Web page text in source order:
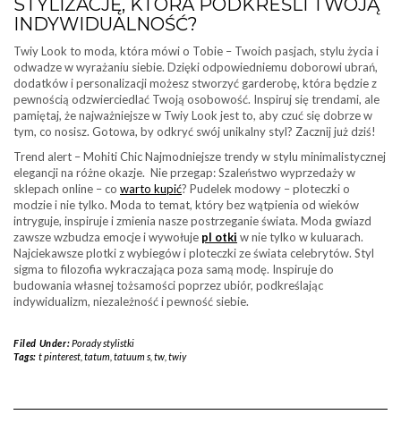
STYLIZACJĘ, KTÓRA PODKREŚLI TWOJĄ
INDYWIDUALNOŚĆ?
Twiy Look to moda, która mówi o Tobie – Twoich pasjach, stylu życia i
odwadze w wyrażaniu siebie. Dzięki odpowiedniemu doborowi ubrań,
dodatków i personalizacji możesz stworzyć garderobę, która będzie z
pewnością odzwierciedlać Twoją osobowość. Inspiruj się trendami, ale
pamiętaj, że najważniejsze w Twiy Look jest to, aby czuć się dobrze w
tym, co nosisz. Gotowa, by odkryć swój unikalny styl? Zacznij już dziś!
Trend alert – Mohiti Chic Najmodniejsze trendy w stylu minimalistycznej
elegancji na różne okazje. Nie przegap: Szaleństwo wyprzedaży w
sklepach online – co warto kupić? Pudelek modowy – ploteczki o
modzie i nie tylko. Moda to temat, który bez wątpienia od wieków
intryguje, inspiruje i zmienia nasze postrzeganie świata. Moda gwiazd
zawsze wzbudza emocje i wywołuje pl otki w nie tylko w kuluarach.
Najciekawsze plotki z wybiegów i ploteczki ze świata celebrytów. Styl
sigma to filozofia wykraczająca poza samą modę. Inspiruje do
budowania własnej tożsamości poprzez ubiór, podkreślając
indywidualizm, niezależność i pewność siebie.
Filed Under:Porady stylistki
Tags: t pinterest, tatum tatuum s, tw, twiy